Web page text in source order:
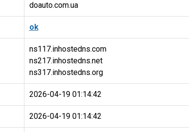
doauto.com.ua
ok
ns117.inhostedns.com
ns217.inhostedns.net
2026-04-19 01:14:42
2026-04-19 01:14:42